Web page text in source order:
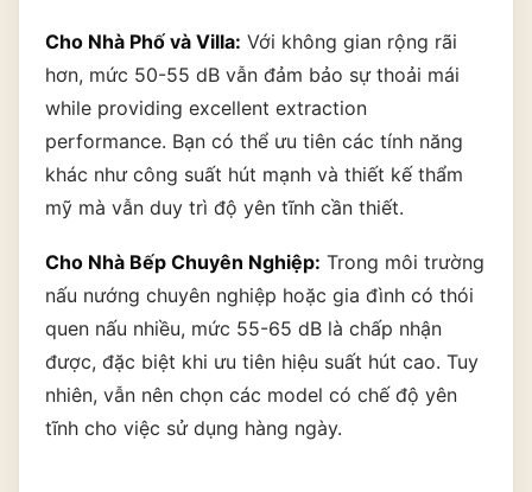
Cho Nhà Phố và Villa: Với không gian rộng rãi
hơn, mức 50-55 dB vẫn đảm bảo sự thoải mái
while providing excellent extraction
performance. Bạn có thể ưu tiên các tính năng
khác như công suất hút mạnh và thiết kế thẩm
mỹ mà vẫn duy trì độ yên tĩnh cần thiết.
Cho Nhà Bếp Chuyên Nghiệp: Trong môi trường
nấu nướng chuyên nghiệp hoặc gia đình có thói
quen nấu nhiều, mức 55-65 dB là chấp nhận
được, đặc biệt khi ưu tiên hiệu suất hút cao. Tuy
nhiên, vẫn nên chọn các model có chế độ yên
tĩnh cho việc sử dụng hàng ngày.